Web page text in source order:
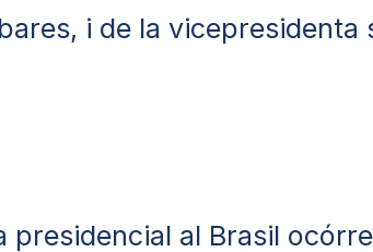
i de la vicepresidenta
al Brasil